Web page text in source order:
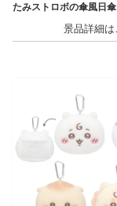
たみストロボの傘風日傘